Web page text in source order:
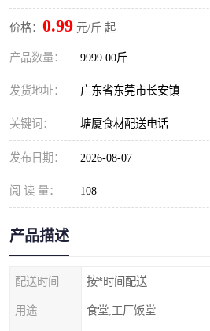
价格： 0.99 元/斤 起
产品数量： 9999.00斤
发货地址： 广东省东莞市长安镇
关键词： 塘厦食材配送电话
发布日期： 2026-08-07
阅 读 量： 108
产品描述
配送时间 按*时间配送
用途 食堂,工厂饭堂